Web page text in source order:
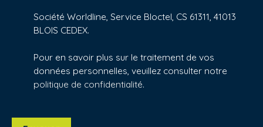
Société Worldline, Service Bloctel, CS 61311, 41013
BLOIS CEDEX.
Pour en savoir plus sur le traitement de vos
données personnelles, veuillez consulter notre
politique de confidentialité.